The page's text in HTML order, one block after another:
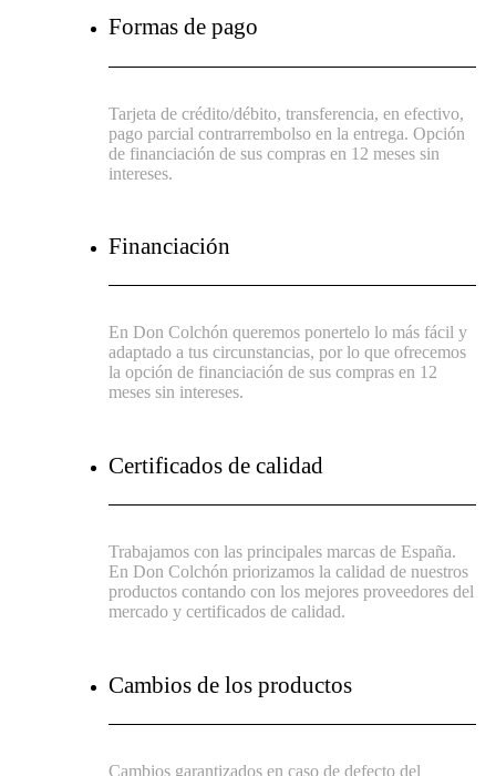
Formas de pago
Tarjeta de crédito/débito, transferencia, en efectivo,
pago parcial contrarrembolso en la entrega. Opción
de financiación de sus compras en 12 meses sin
intereses.
Financiación
En Don Colchón queremos ponertelo lo más fácil y
adaptado a tus circunstancias, por lo que ofrecemos
la opción de financiación de sus compras en 12
meses sin intereses.
Certificados de calidad
Trabajamos con las principales marcas de España.
En Don Colchón priorizamos la calidad de nuestros
productos contando con los mejores proveedores del
mercado y certificados de calidad.
Cambios de los productos
Cambios garantizados en caso de defecto del